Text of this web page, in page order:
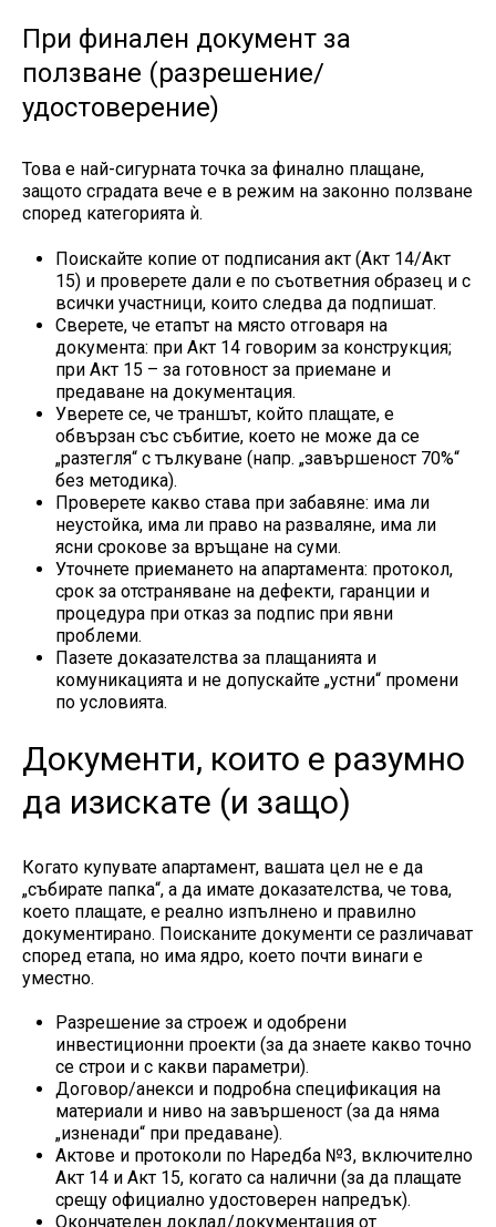
При финален документ за
ползване (разрешение/
удостоверение)
Това е най-сигурната точка за финално плащане,
защото сградата вече е в режим на законно ползване
според категорията ѝ.
Поискайте копие от подписания акт (Акт 14/Акт
15) и проверете дали е по съответния образец и с
всички участници, които следва да подпишат.
Сверете, че етапът на място отговаря на
документа: при Акт 14 говорим за конструкция;
при Акт 15 – за готовност за приемане и
предаване на документация.
Уверете се, че траншът, който плащате, е
обвързан със събитие, което не може да се
„разтегля“ с тълкуване (напр. „завършеност 70%“
без методика).
Проверете какво става при забавяне: има ли
неустойка, има ли право на разваляне, има ли
ясни срокове за връщане на суми.
Уточнете приемането на апартамента: протокол,
срок за отстраняване на дефекти, гаранции и
процедура при отказ за подпис при явни
проблеми.
Пазете доказателства за плащанията и
комуникацията и не допускайте „устни“ промени
по условията.
Документи, които е разумно
да изискате (и защо)
Когато купувате апартамент, вашата цел не е да
„събирате папка“, а да имате доказателства, че това,
което плащате, е реално изпълнено и правилно
документирано. Поисканите документи се различават
според етапа, но има ядро, което почти винаги е
уместно.
Разрешение за строеж и одобрени
инвестиционни проекти (за да знаете какво точно
се строи и с какви параметри).
Договор/анекси и подробна спецификация на
материали и ниво на завършеност (за да няма
„изненади“ при предаване).
Актове и протоколи по Наредба №3, включително
Акт 14 и Акт 15, когато са налични (за да плащате
срещу официално удостоверен напредък).
Окончателен доклад/документация от